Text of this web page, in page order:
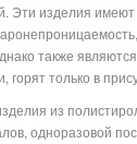
Эти изделия
также
только в
из
одноразовой